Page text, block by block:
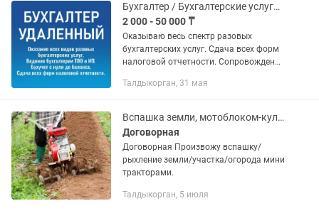
Бухгалтер / Бухгалтерские услуги. Консультация по телефону в режиме 16/7
2 000 - 50 000 ₸
Оказываю весь спектр разовых
бухгалтерских услуг. Сдача всех форм
налоговой отчетности. Сопровождение
Бухучет с нуля до баланса. Цена за
Талдыкорган, 31 мая
Вспашка земли, мотоблоком-культиватором.
Договорная
Договорная Произвожу вспашку/
рыхление земли/участка/огорода мини
тракторами.
Талдыкорган, 5 июля